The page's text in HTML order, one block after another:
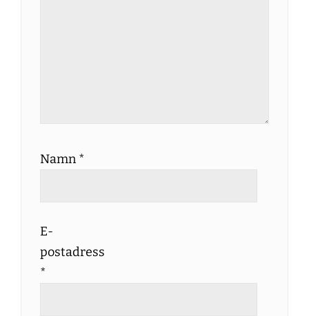
Namn *
E-
postadress
*